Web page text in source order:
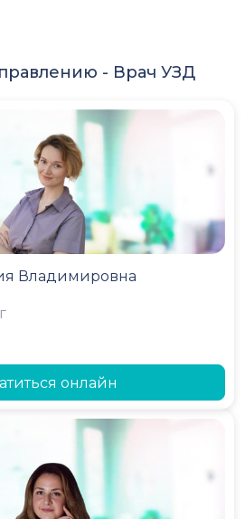
- Врач УЗД
Владимировна
онлайн